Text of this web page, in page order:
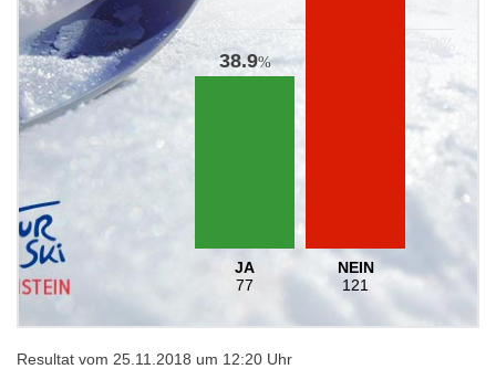
38.9%
JA
77
NEIN
121
Resultat vom 25.11.2018 um 12:20 Uhr